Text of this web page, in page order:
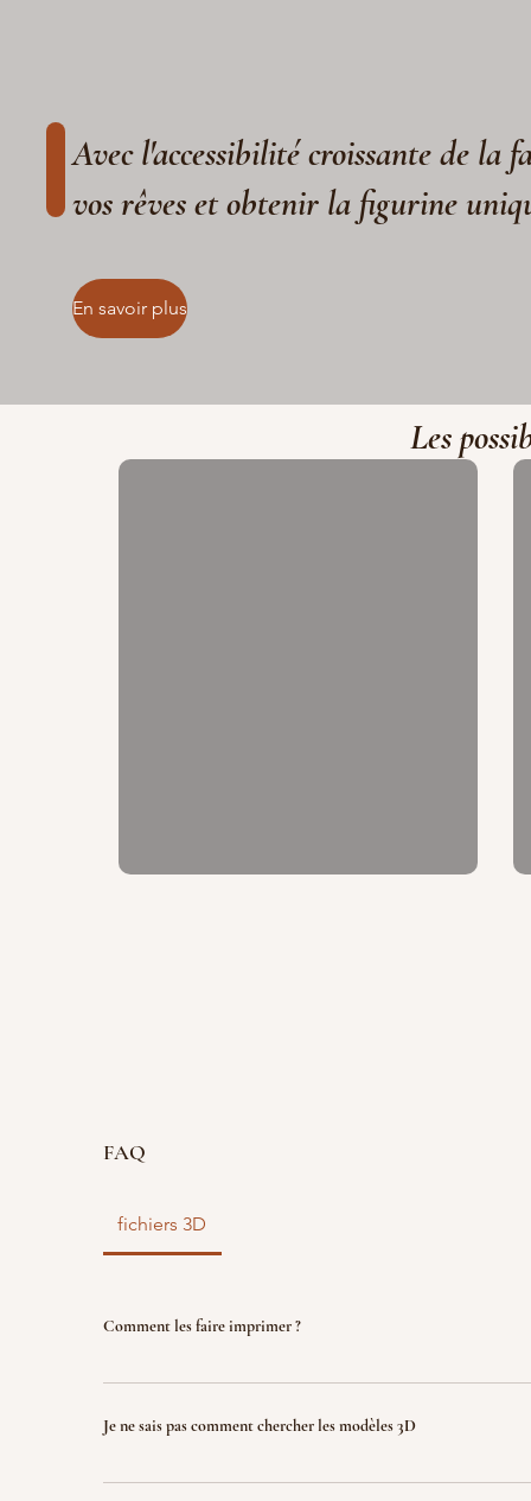
Avec l'accessibilité croissante de la
vos rêves et obtenir la figurine
En savoir plus
Les
FAQ
fichiers 3D
Comment les faire imprimer ?
vous disposez d'un fichier 3D ? faites le nous
garantir la propriété intellectuelle.
Je ne sais pas comment chercher les modèles 3D
Indiquez nous ce que vous recherchez (jeux,